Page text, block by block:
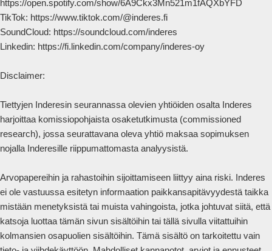
https://open.spotify.com/show/6A9Ckx3Mn521m1fAQXbYFD
TikTok: https://www.tiktok.com/@inderes.fi
SoundCloud: https://soundcloud.com/inderes
Linkedin: https://fi.linkedin.com/company/inderes-oy
Disclaimer:
Tiettyjen Inderesin seurannassa olevien yhtiöiden osalta Inderes
harjoittaa komissiopohjaista osaketutkimusta (commissioned
research), jossa seurattavana oleva yhtiö maksaa sopimuksen
nojalla Inderesille riippumattomasta analyysistä.
Arvopapereihin ja rahastoihin sijoittamiseen liittyy aina riski. Inderes
ei ole vastuussa esitetyn informaation paikkansapitävyydestä taikka
mistään menetyksistä tai muista vahingoista, jotka johtuvat siitä, että
katsoja luottaa tämän sivun sisältöihin tai tällä sivulla viitattuihin
kolmansien osapuolien sisältöihin. Tämä sisältö on tarkoitettu vain